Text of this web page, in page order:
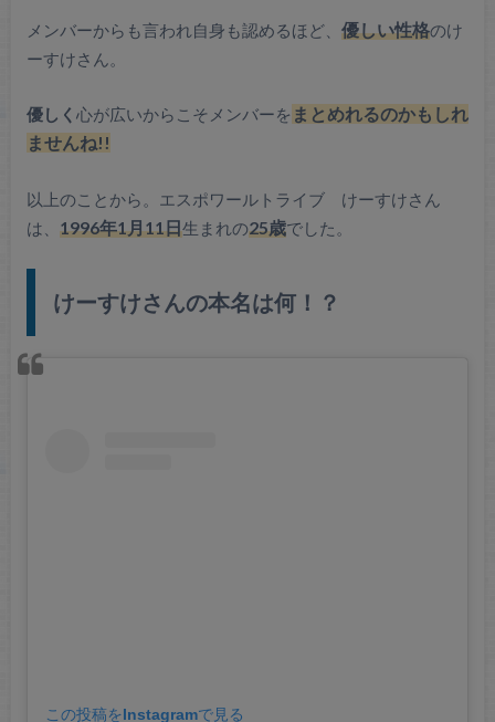
メンバーからも言われ自身も認めるほど、 優しい性格のけ
ーすけさん。
優しく 心が広いからこそメンバーを まとめれるのかもしれ
ませんね!!
以上のことから。エスポワールトライブ けーすけさん
は、 1996年1月11日生まれの25歳でした。
けーすけさんの本名は何！？
この投稿をInstagramで見る